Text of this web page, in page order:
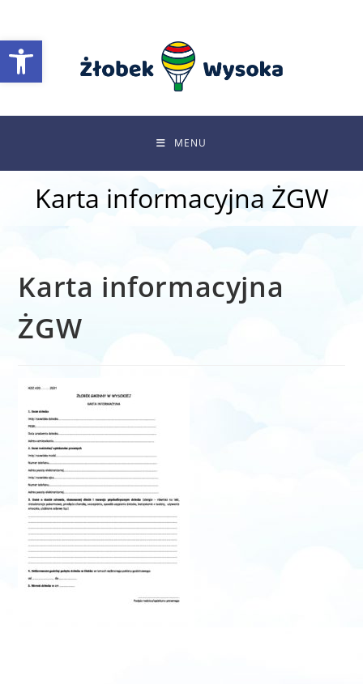
Otwórz pasek narzędzi
content
MENU
Karta informacyjna ŻGW
Karta informacyjna
ŻGW